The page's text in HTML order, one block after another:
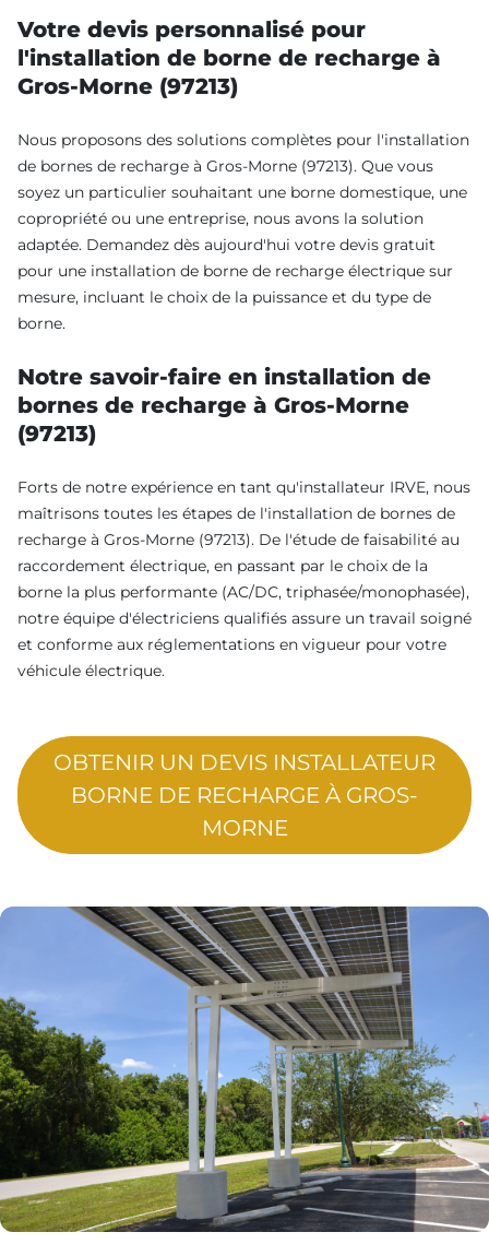
Votre devis personnalisé pour
l'installation de borne de recharge à
Gros-Morne (97213)
Nous proposons des solutions complètes pour l'installation
de bornes de recharge à Gros-Morne (97213). Que vous
soyez un particulier souhaitant une borne domestique, une
copropriété ou une entreprise, nous avons la solution
adaptée. Demandez dès aujourd'hui votre devis gratuit
pour une installation de borne de recharge électrique sur
mesure, incluant le choix de la puissance et du type de
borne.
Notre savoir-faire en installation de
bornes de recharge à Gros-Morne
(97213)
Forts de notre expérience en tant qu'installateur IRVE, nous
maîtrisons toutes les étapes de l'installation de bornes de
recharge à Gros-Morne (97213). De l'étude de faisabilité au
raccordement électrique, en passant par le choix de la
borne la plus performante (AC/DC, triphasée/monophasée),
notre équipe d'électriciens qualifiés assure un travail soigné
et conforme aux réglementations en vigueur pour votre
véhicule électrique.
OBTENIR UN DEVIS INSTALLATEUR
BORNE DE RECHARGE À GROS-
MORNE